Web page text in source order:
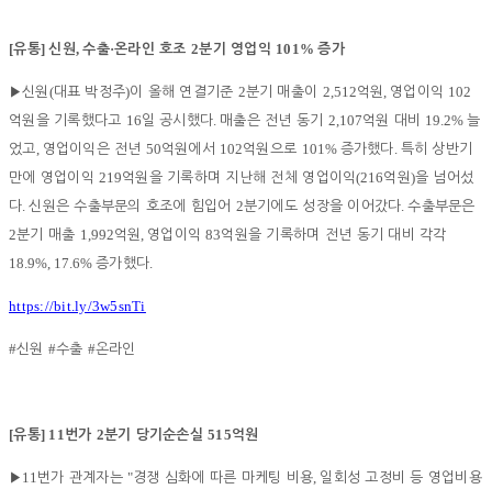
[유통]신원,수출·온라인 호조2분기 영업익 101%증가
▶신원 (대표 박정주)이 올해 연결기준 2분기 매출이 2,512억원 , 영업이익 102
억원을 기록했다고 16일 공시했다. 매출은 전년 동기 2,107억원 대비 19.2%늘
었고, 영업이익은 전년 50억원에서 102억원으로 101% 증가했다. 특히 상반기
만에 영업이익219억원을 기록하며 지난해 전체 영업이익(216억원 )을 넘어섰
다.신원은 수출부문의 호조에 힘입어 2분기에도 성장을 이어갔다.수출부문은
2분기 매출 1,992억원 , 영업이익83억원을 기록하며 전년 동기 대비 각각
18.9%, 17.6% 증가했다.
https://bit.ly/3w5snTi
#신원 #수출 #온라인
[유통] 11번가 2분기 당기순손실515억원
▶ 11번가 관계자는 "경쟁 심화에 따른 마케팅 비용, 일회성 고정비 등 영업비용